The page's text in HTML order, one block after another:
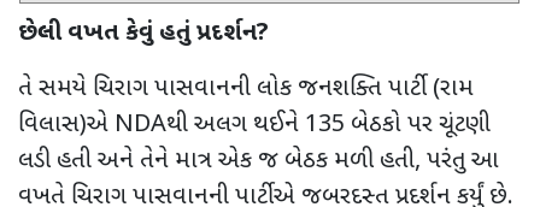
છેલ્લી વખત કેવું હતું પ્રદર્શન?
તે સમયે ચિરાગ પાસવાનની લોક જનશક્તિ પાર્ટી (રામ
વિલાસ)એ NDAથી અલગ થઈને 135 બેઠકો પર ચૂંટણી
લડી હતી અને તેને માત્ર એક જ બેઠક મળી હતી, પરંતુઆ
વખતે ચિરાગ પાસવાનની પાર્ટીએ જબરદસ્ત પ્રદર્શન કર્યું છે.